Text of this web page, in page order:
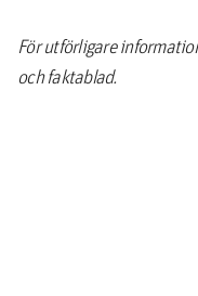
För utförligare
och faktablad.